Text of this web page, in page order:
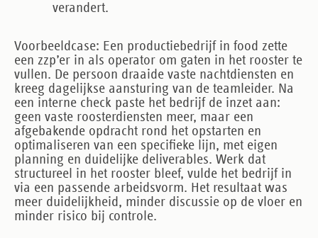
verandert.
Voorbeeldcase: Een productiebedrijf in food zette
een zzp’er in als operator om gaten in het rooster te
vullen. De persoon draaide vaste nachtdiensten en
kreeg dagelijkse aansturing van de teamleider. Na
een interne check paste het bedrijf de inzet aan:
geen vaste roosterdiensten meer, maar een
afgebakende opdracht rond het opstarten en
optimaliseren van een specifieke lijn, met eigen
planning en duidelijke deliverables. Werk dat
structureel in het rooster bleef, vulde het bedrijf in
via een passende arbeidsvorm. Het resultaat was
meer duidelijkheid, minder discussie op de vloer en
minder risico bij controle.